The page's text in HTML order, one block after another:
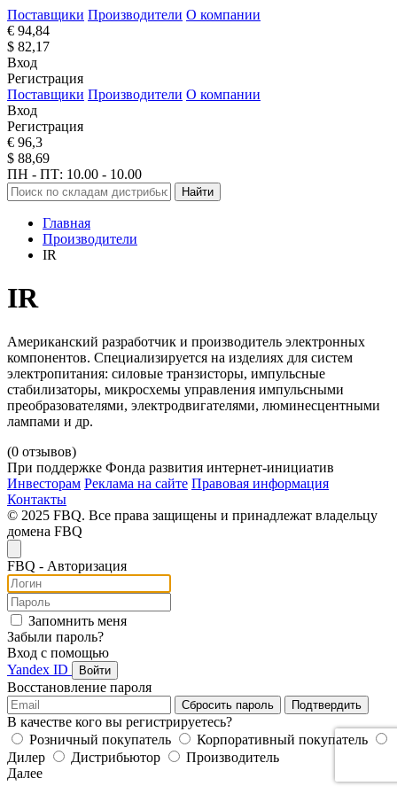
Поставщики Производители О компании
€ 94,84
$ 82,17
Вход
Регистрация
Поставщики Производители О компании
Вход
Регистрация
€ 96,3
$ 88,69
ПН - ПТ: 10.00 - 10.00
Найти
Главная
Производители
IR
IR
Американский разработчик и производитель электронных
компонентов. Специализируется на изделиях для систем
электропитания: силовые транзисторы, импульсные
стабилизаторы, микросхемы управления импульсными
преобразователями, электродвигателями, люминесцентными
лампами и др.
(0 отзывов)
При поддержке Фонда развития интернет-инициатив
Инвесторам Реклама на сайте Правовая информация
Контакты
© 2025 FBQ. Все права защищены и принадлежат владельцу
домена FBQ
FBQ - Авторизация
Запомнить меня
Забыли пароль?
Вход с помощью
Yandex ID
Войти
Восстановление пароля
Сбросить пароль Подтвердить
В качестве кого вы регистрируетесь?
Розничный покупатель
Корпоративный покупатель
Дилер
Дистрибьютор
Производитель
Далее